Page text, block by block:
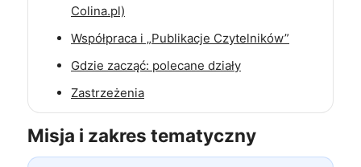
Colina.pl)
Współpraca i „Publikacje Czytelników”
Gdzie zacząć: polecane działy
Zastrzeżenia
Misja i zakres tematyczny